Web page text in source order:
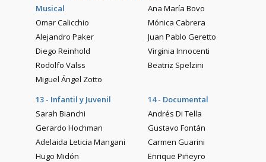
Musical
Omar Calicchio
Alejandro Paker
Diego Reinhold
Rodolfo Valss
Miguel Ángel Zotto
Ana María Bovo
Mónica Cabrera
Juan Pablo Geretto
Virginia Innocenti
Beatriz Spelzini
13 - Infantil y Juvenil
Sarah Bianchi
Gerardo Hochman
Adelaida Leticia Mangani
Hugo Midón
14 - Documental
Andrés Di Tella
Gustavo Fontán
Carmen Guarini
Enrique Piñeyro